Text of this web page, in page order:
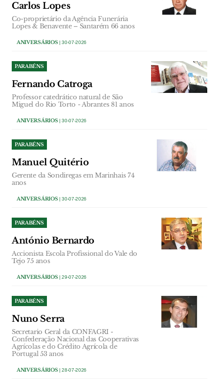
Carlos Lopes
Co-proprietário da Agência Funerária
Lopes & Benavente – Santarém 66 anos
ANIVERSÁRIOS| 30-07-2026
PARABÉNS
Fernando Catroga
Professor catedrático natural de São
Miguel do Rio Torto - Abrantes 81 anos
ANIVERSÁRIOS| 30-07-2026
PARABÉNS
Manuel Quitério
Gerente da Sondiregas em Marinhais 74
anos
ANIVERSÁRIOS| 30-07-2026
PARABÉNS
António Bernardo
Accionista Escola Profissional do Vale do
Tejo 75 anos
ANIVERSÁRIOS| 29-07-2026
PARABÉNS
Nuno Serra
Secretario Geral da CONFAGRI -
Confederação Nacional das Cooperativas
Agrícolas e do Crédito Agrícola de
Portugal 53 anos
ANIVERSÁRIOS| 28-07-2026